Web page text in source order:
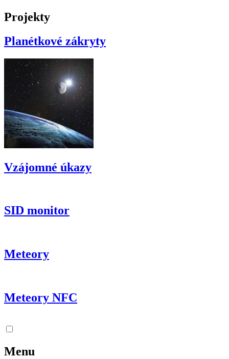
Projekty
Planétkové zákryty
Vzájomné úkazy
SID monitor
Meteory
Meteory NFC
Menu